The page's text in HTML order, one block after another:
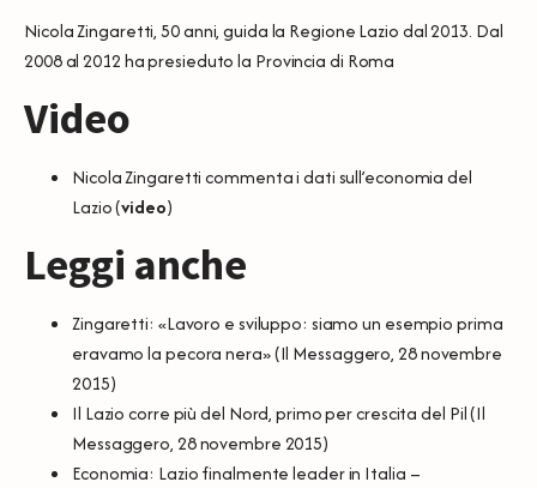
Nicola Zingaretti, 50 anni, guida la Regione Lazio dal 2013. Dal
2008 al 2012 ha presieduto la Provincia di Roma
Video
Nicola Zingaretti commenta i dati sull’economia del
Lazio (video)
Leggi anche
Zingaretti: «Lavoro e sviluppo: siamo un esempio prima
eravamo la pecora nera»(Il Messaggero, 28 novembre
2015)
Il Lazio corre più del Nord, primo per crescita del Pil(Il
Messaggero, 28 novembre 2015)
Economia: Lazio finalmente leader in Italia –